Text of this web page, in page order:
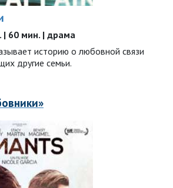
| 60 мин. | драма
историю о любовной связи
другие семьи.